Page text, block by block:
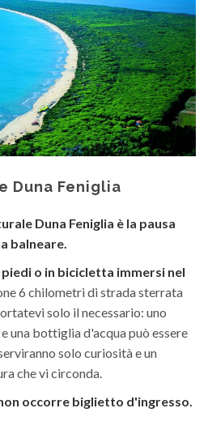
Duna Feniglia
Duna Feniglia è la pausa
balneare.
o in bicicletta immersi nel
6 chilometri di strada sterrata
solo il necessario: uno
una bottiglia d'acqua può essere
solo curiosità e un
che vi circonda.
occorre biglietto d'ingresso.